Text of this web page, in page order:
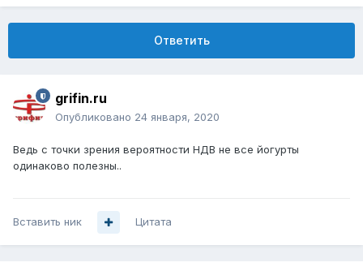
Ответить
grifin.ru
Опубликовано 24 января, 2020
Ведь с точки зрения вероятности НДВ не все йогурты
одинаково полезны..
Вставить ник Цитата